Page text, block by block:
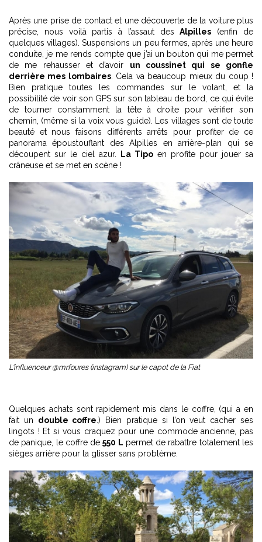
Après une prise de contact et une découverte de la voiture plus
précise, nous voilà partis à l’assaut desAlpilles (enfin de
quelques villages). Suspensions un peu fermes, après une heure
conduite, je me rends compte que j’ai un bouton qui me permet
de me rehausser et d’avoir un coussinet qui se gonfle
derrière mes lombaires. Cela va beaucoup mieux du coup !
Bien pratique toutes les commandes sur le volant, et la
possibilité de voir son GPS sur son tableau de bord, ce qui évite
de tourner constamment la tête à droite pour vérifier son
chemin, (même si la voix vous guide). Les villages sont de toute
beauté et nous faisons différents arrêts pour profiter de ce
panorama époustouflant des Alpilles en arrière-plan qui se
découpent sur le ciel azur.
La Tipo en profite pour jouer sa
crâneuse et se met en scène !
L'influenceur @mrfoures (instagram) sur le capot de la Fiat
Quelques achats sont rapidement mis dans le coffre, (qui a en
fait un double coffre.) Bien pratique si l’on veut cacher ses
lingots ! Et si vous craquez pour une commode ancienne, pas
de panique, le coffre de550 L permet de rabattre totalement les
sièges arrière pour la glisser sans problème.